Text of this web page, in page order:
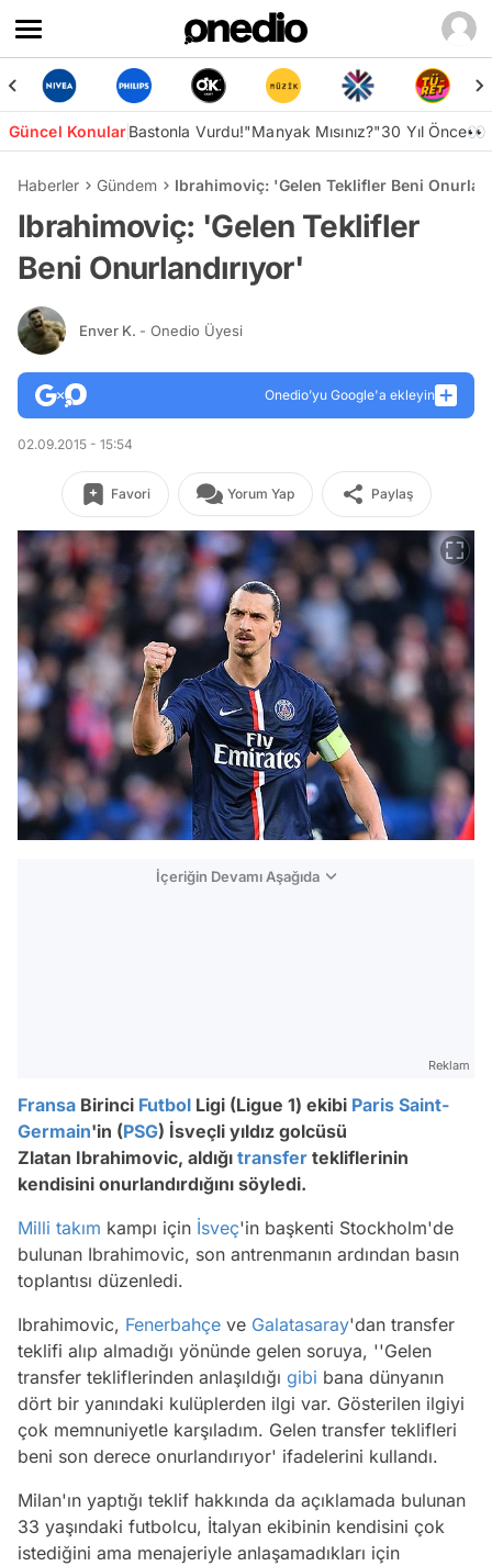
Güncel KonularBastonla Vurdu!"Manyak Mısınız?"30 Yıl Önce👀
Haberler Gündem Ibrahimoviç: 'Gelen Teklifler Beni
Ibrahimoviç: 'Gelen Teklifler
Beni Onurlandırıyor'
Enver K. - Onedio Üyesi
Onedio’yu Google'a ekleyin
02.09.2015 - 15:54
Favori Yorum Yap Paylaş
İçeriğin Devamı Aşağıda
Reklam
Fransa Birinci Futbol Ligi (Ligue 1) ekibi Paris Saint-
Germain'in (PSG) İsveçli yıldız golcüsü
Zlatan Ibrahimovic, aldığı transfer tekliflerinin
kendisini onurlandırdığını söyledi.
Milli takım kampı için İsveç'in başkenti Stockholm'de
bulunan Ibrahimovic, son antrenmanın ardından basın
toplantısı düzenledi.
Ibrahimovic, Fenerbahçe ve Galatasaray'dan transfer
teklifi alıp almadığı yönünde gelen soruya, ''Gelen
transfer tekliflerinden anlaşıldığı gibi bana dünyanın
dört bir yanındaki kulüplerden ilgi var. Gösterilen ilgiyi
çok memnuniyetle karşıladım. Gelen transfer teklifleri
beni son derece onurlandırıyor' ifadelerini kullandı.
Milan'ın yaptığı teklif hakkında da açıklamada bulunan
33 yaşındaki futbolcu, İtalyan ekibinin kendisini çok
istediğini ama menajeriyle anlaşamadıkları için